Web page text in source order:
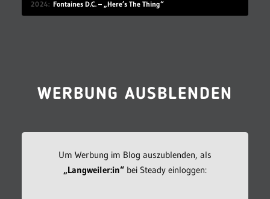
2024 Fontaines D.C. – „Here’s The Thing“
WERBUNG AUSBLENDEN
Um Werbung im Blog auszublenden, als
„Langweiler:in“bei Steady einloggen: